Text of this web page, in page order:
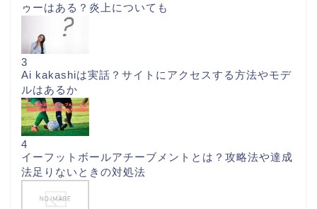
ゥーはある？炎上についても
3
Ai kakashiは実話？サイトにアクセスする方法やモデ
ルはあるか
4
イーフットボールアチーブメントとは？攻略法や達成
法足りないときの対処法